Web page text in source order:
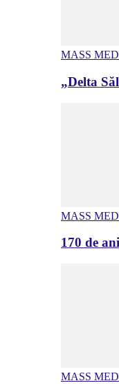
MASS
„Delta
MASS
170 de
MASS